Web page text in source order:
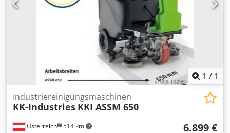
mmDruck27,5 kgDrehzahl160 min¯¹Elektrischer
AnschlussGesamtleistung870 WStromversorgungBatterie
24 V Akkulaufzeit240 minAkkuladezeit12
hAnschlussspannung24 VTank(s)Frischwasser40
1 / 1
Österreich 514 km
Industriereinigungsmaschinen
KK-Industries KKI ASSM 650
6.899 €